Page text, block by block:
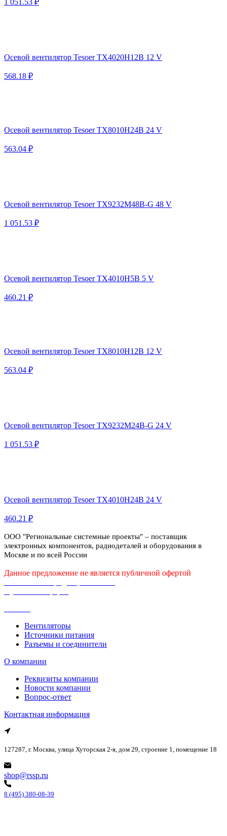
Осевой вентилятор Tesoer TX4020H12B 12 V
568.18 ₽
Осевой вентилятор Tesoer TX8010H24B 24 V
563.04 ₽
Осевой вентилятор Tesoer TX9232M48B-G 48 V
1 051.53 ₽
Осевой вентилятор Tesoer TX4010H5B 5 V
460.21 ₽
Осевой вентилятор Tesoer TX8010H12B 12 V
563.04 ₽
Осевой вентилятор Tesoer TX9232M24B-G 24 V
1 051.53 ₽
Осевой вентилятор Tesoer TX4010H24B 24 V
460.21 ₽
ООО "Региональные системные проекты" – поставщик
электронных компонентов, радиодеталей и оборудования в
Москве и по всей России
Данное предложение не является публичной офертой
Вентиляторы
Источники питания
Разъемы и соединители
О компании
Реквизиты компании
Новости компании
Вопрос-ответ
Контактная информация
127287, г. Москва, улица Хуторская 2-я, дом 29, строение 1, помещение 18
shop@rssp.ru
8 (495) 380-08-39